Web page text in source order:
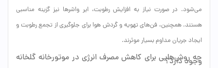
می‌شود. در صورت نیاز به افزایش رطوبت، ایر واشرها نیز گزینه مناسبی
هستند. همچنین، فن‌های تهویه و گردش هوا برای جلوگیری از تجمع رطوبت و
ایجاد جریان مداوم بسیار موثرند.
چه روش‌هایی برای کاهش مصرف انرژی در موتورخانه گلخانه
وجود دارد؟